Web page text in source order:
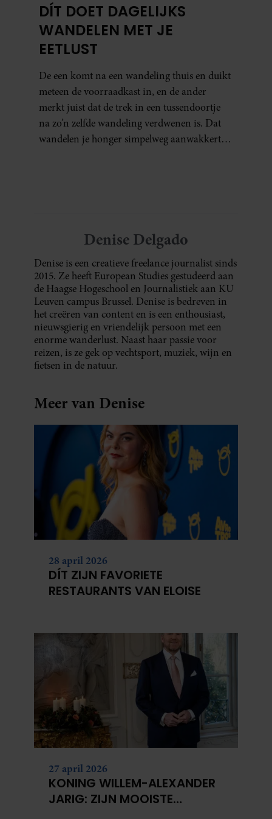
DÍT DOET DAGELIJKS
WANDELEN MET JE
EETLUST
De een komt na een wandeling thuis en duikt
meteen de voorraadkast in, en de ander
merkt juist dat de trek in een tussendoortje
na zo’n zelfde wandeling verdwenen is. Dat
wandelen je honger simpelweg aanwakkert,
Denise Delgado
Denise is een creatieve freelance journalist sinds
2015. Ze heeft European Studies gestudeerd aan
de Haagse Hogeschool en Journalistiek aan KU
Leuven campus Brussel. Denise is bedreven in
het creëren van content en is een enthousiast,
nieuwsgierig en vriendelijk persoon met een
enorme wanderlust. Naast haar passie voor
reizen, is ze gek op vechtsport, muziek, wijn en
fietsen in de natuur.
Meer van Denise
28 april 2026
DÍT ZIJN FAVORIETE
RESTAURANTS VAN ELOISE
27 april 2026
KONING WILLEM-ALEXANDER
JARIG: ZIJN MOOISTE